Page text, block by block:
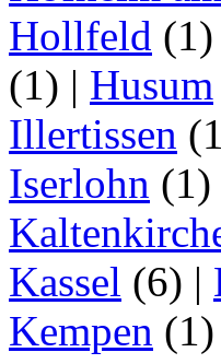
Hollfeld (1)
(1) | Husum
Illertissen
Iserlohn (1)
Kassel (6) |
Kempen (1)